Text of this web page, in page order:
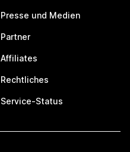
Presse und Medien
Partner
Affiliates
Rechtliches
Service-Status